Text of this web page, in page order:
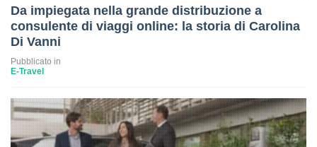
Da impiegata nella grande distribuzione a
consulente di viaggi online: la storia di Carolina
Di Vanni
Pubblicato in
E-Travel